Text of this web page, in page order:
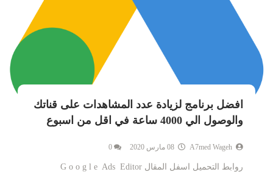
افضل برنامج لزيادة عدد المشاهدات على قناتك
والوصول الي 4000 ساعة في اقل من اسبوع
A7med Wageh
0
روابط التحميل اسفل المقال G o o g l e Ads Editor